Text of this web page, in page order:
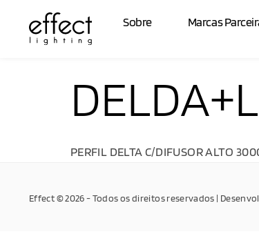
Sobre Marcas
PERFIL DELTA C/DIFUSOR ALTO
Effect © 2026 - Todos os direitos reservados |